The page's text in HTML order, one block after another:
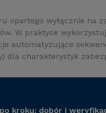
opartego wyłącznie na
W praktyce
automatyzujące
dla charakterystyk
kroku: dobór i